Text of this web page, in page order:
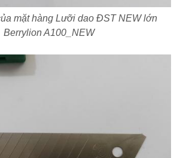
mặt hàng Lưỡi dao ĐST NEW lớn
Berrylion A100_NEW